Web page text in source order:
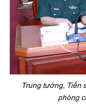
Trung tướng, Tiến
phòng